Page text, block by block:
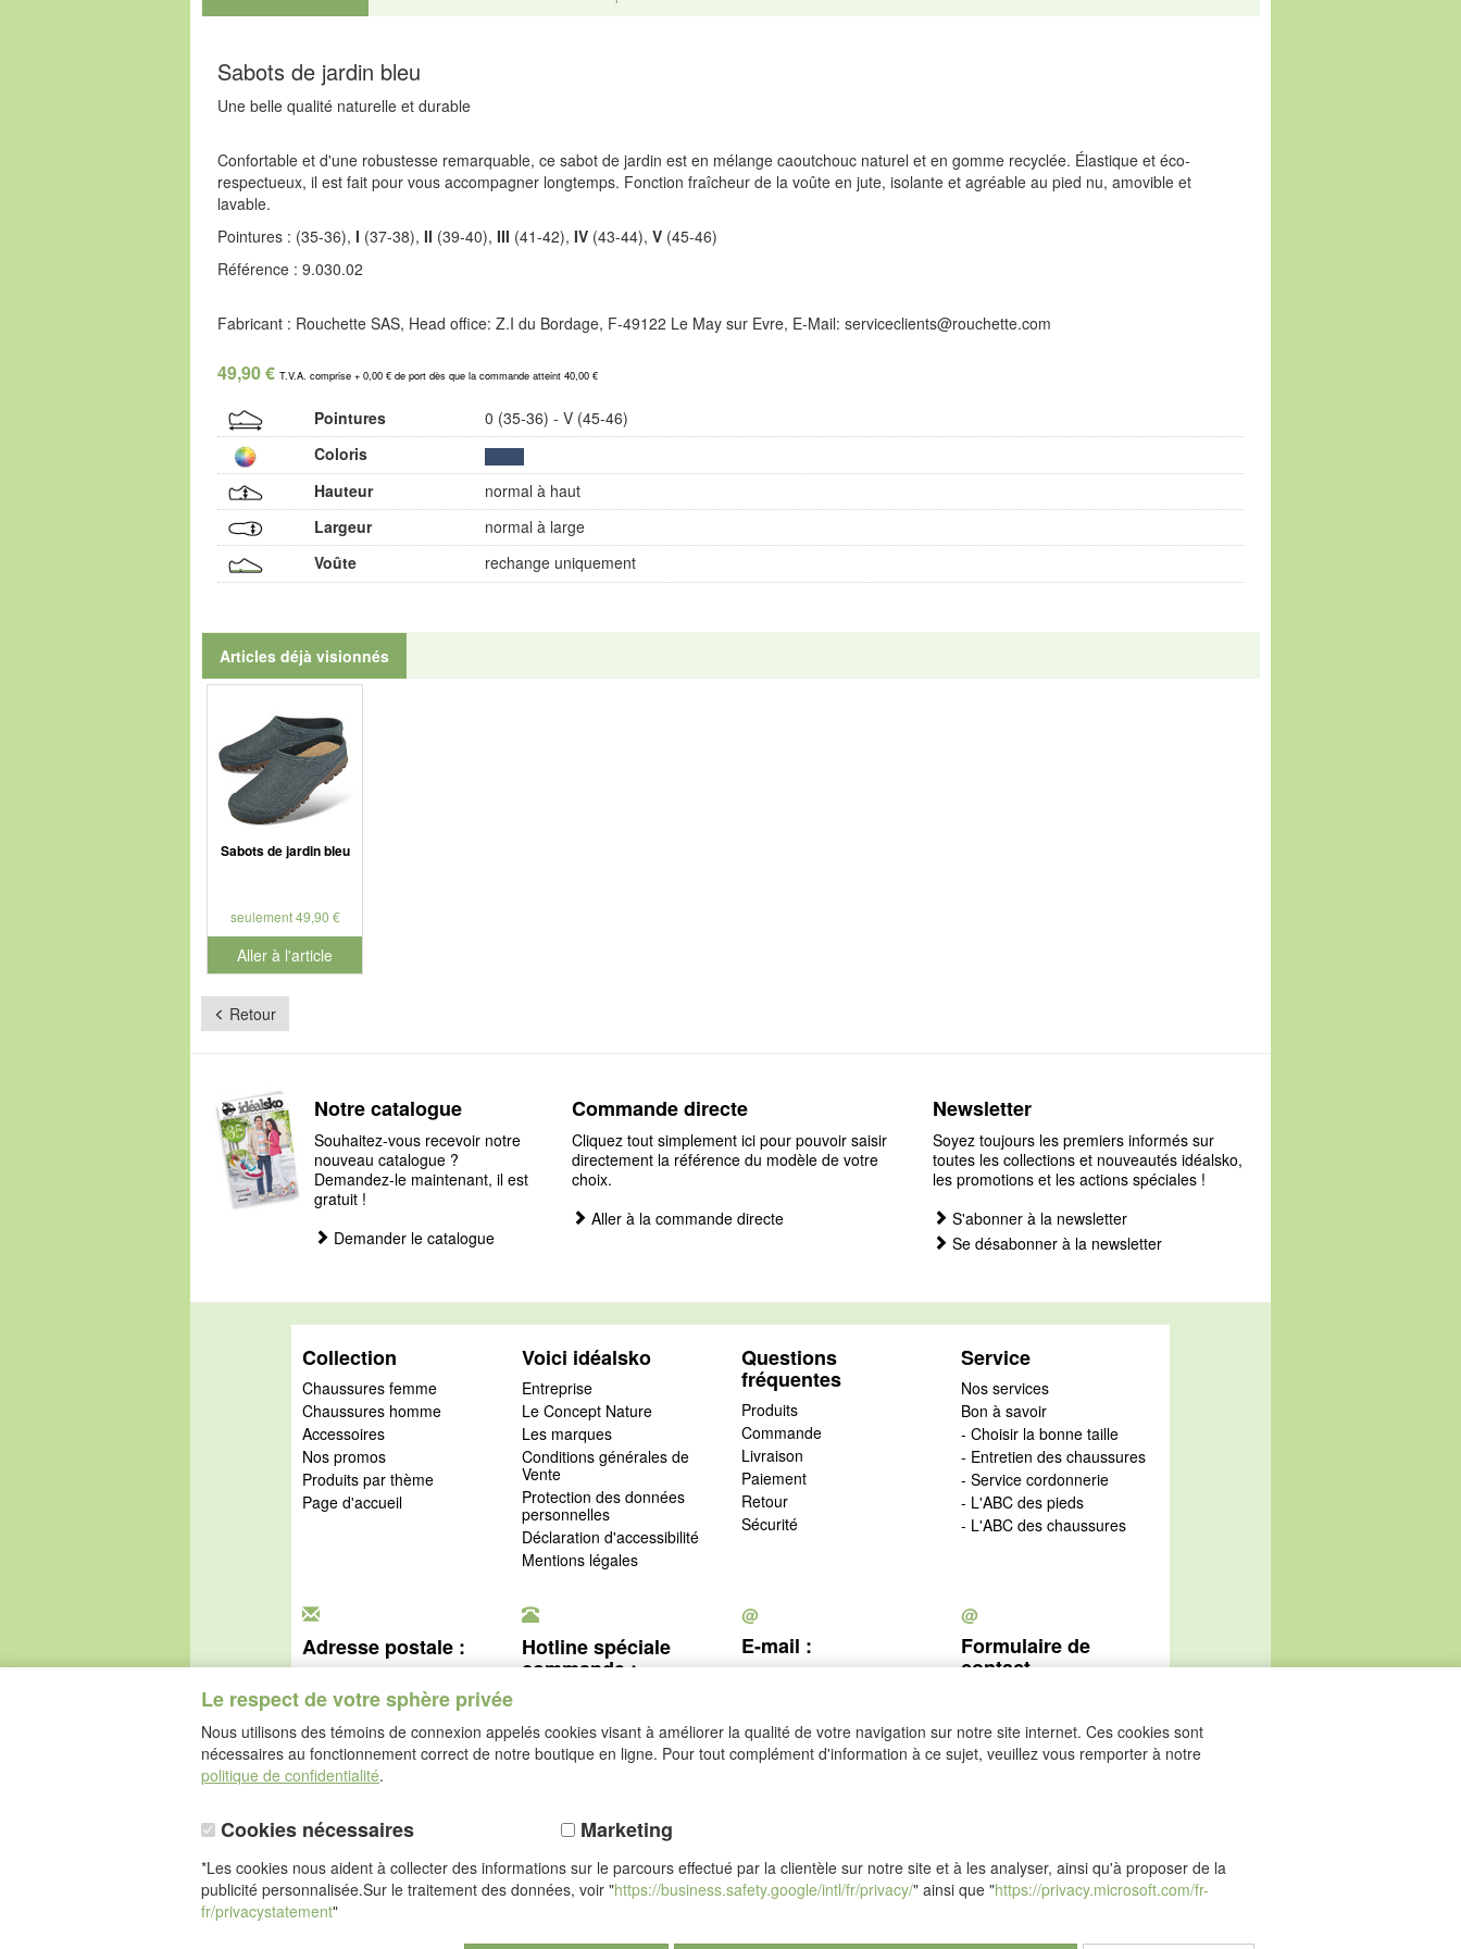
Sabots de jardin bleu
Une belle qualité naturelle et durable
Confortable et d'une robustesse remarquable, ce sabot de jardin est en mélange caoutchouc naturel et en gomme recyclée. Élastique et éco-
respectueux, il est fait pour vous accompagner longtemps. Fonction fraîcheur de la voûte en jute, isolante et agréable au pied nu, amovible et
lavable.
Pointures : (35-36), I (37-38), II (39-40), III (41-42), IV (43-44), V (45-46)
Référence : 9.030.02
Fabricant : Rouchette SAS, Head office: Z.I du Bordage, F-49122 Le May sur Evre, E-Mail: serviceclients@rouchette.com
49,90 € T.V.A. comprise + 0,00 € de port dès que la commande atteint 40,00 €
Pointures
0 (35-36) - V (45-46)
Coloris
Hauteur
normal à haut
Largeur
normal à large
Voûte
rechange uniquement
Articles déjà visionnés
Sabots de jardin bleu
seulement 49,90 €
Aller à l'article
Retour
Le respect de votre sphère privée
Nous utilisons des témoins de connexion appelés cookies visant à améliorer la qualité de votre navigation sur notre site internet. Ces cookies sont
nécessaires au fonctionnement correct de notre boutique en ligne. Pour tout complément d'information à ce sujet, veuillez vous remporter à notre
politique de confidentialité.
Cookies nécessaires Marketing
*Les cookies nous aident à collecter des informations sur le parcours effectué par la clientèle sur notre site et à les analyser, ainsi qu'à proposer de la
publicité personnalisée.Sur le traitement des données, voir "https://business.safety.google/intl/fr/privacy/" ainsi que "https://privacy.microsoft.com/fr-
fr/privacystatement"
Notre catalogue
Souhaitez-vous recevoir notre
nouveau catalogue ?
Demandez-le maintenant, il est
gratuit !
Demander le catalogue
Commande directe
Cliquez tout simplement ici pour pouvoir saisir
directement la référence du modèle de votre
choix.
Aller à la commande directe
Newsletter
Soyez toujours les premiers informés sur
toutes les collections et nouveautés idéalsko,
les promotions et les actions spéciales !
S'abonner à la newsletter
Se désabonner à la newsletter
Collection
Chaussures femme
Chaussures homme
Accessoires
Nos promos
Produits par thème
Page d'accueil
Voici idéalsko
Entreprise
Le Concept Nature
Les marques
Conditions générales de
Vente
Protection des données
personnelles
Déclaration d'accessibilité
Mentions légales
Questions
fréquentes
Produits
Commande
Livraison
Paiement
Retour
Sécurité
Service
Nos services
Bon à savoir
- Choisir la bonne taille
- Entretien des chaussures
- Service cordonnerie
- L'ABC des pieds
- L'ABC des chaussures
Adresse postale :
Rue de l'Industrie
67160 Wissembourg
Hotline spéciale
commande :
Se rétracter
@
E-mail :
@
Formulaire de
contact